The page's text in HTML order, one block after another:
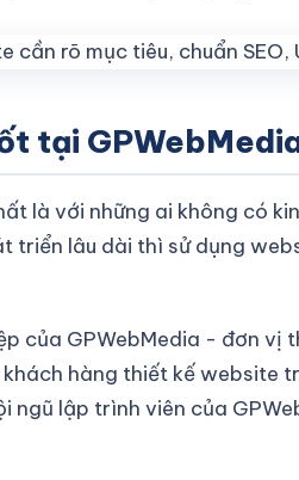
tại
là với những ai không có
lâu dài thì sử dụng
của GPWebMedia - đơn vị
hàng thiết kế website
ngũ lập trình viên của